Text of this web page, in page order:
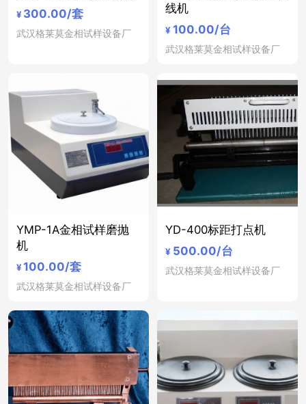
¥ 300.00/套
武汉格莱莫金相试样设备厂
线机
¥ 100.00/台
武汉格莱莫金相试样设备厂
YMP-1A金相试样磨抛
机
¥ 100.00/套
武汉格莱莫金相试样设备厂
YD-400标距打点机
¥ 500.00/台
武汉格莱莫金相试样设备厂